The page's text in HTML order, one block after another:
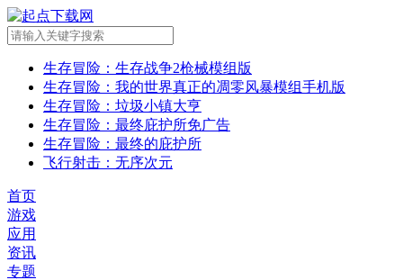
生存冒险 ：生存战争2枪械模组版
生存冒险 ：我的世界真正的凋零风暴模组手机版
生存冒险 ：垃圾小镇大亨
生存冒险 ：最终庇护所免广告
生存冒险 ：最终的庇护所
飞行射击 ：无序次元
首页
游戏
应用
资讯
专题